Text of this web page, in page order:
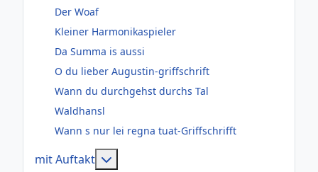
Der Woaf
Kleiner Harmonikaspieler
Da Summa is aussi
O du lieber Augustin-griffschrift
Wann du durchgehst durchs Tal
Waldhansl
Wann s nur lei regna tuat-Griffschrifft
mit Auftakt